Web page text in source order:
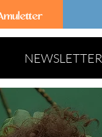
NEWSLETTER